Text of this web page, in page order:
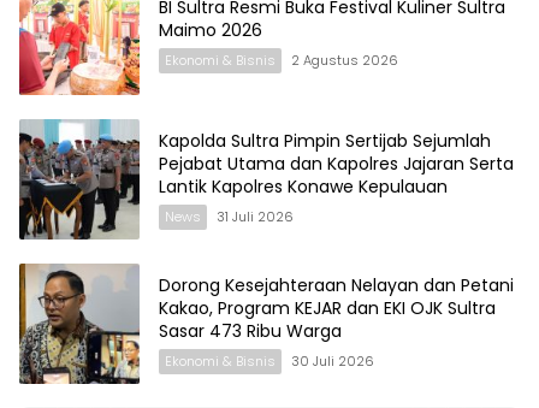
BI Sultra Resmi Buka Festival Kuliner Sultra
Maimo 2026
Ekonomi & Bisnis 2 Agustus 2026
Kapolda Sultra Pimpin Sertijab Sejumlah
Pejabat Utama dan Kapolres Jajaran Serta
Lantik Kapolres Konawe Kepulauan
News 31 Juli 2026
Dorong Kesejahteraan Nelayan dan Petani
Kakao, Program KEJAR dan EKI OJK Sultra
Sasar 473 Ribu Warga
Ekonomi & Bisnis 30 Juli 2026